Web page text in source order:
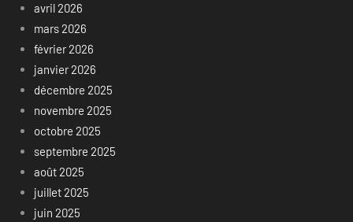
avril 2026
mars 2026
février 2026
janvier 2026
décembre 2025
novembre 2025
octobre 2025
septembre 2025
août 2025
juillet 2025
juin 2025